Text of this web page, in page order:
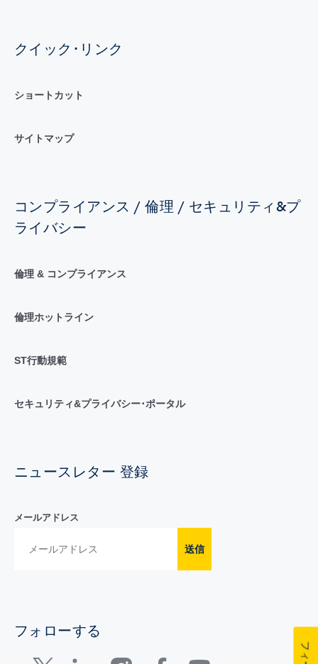
クイック･リンク
ショートカット
サイトマップ
コンプライアンス / 倫理 / セキュリティ&プ
ライバシー
倫理 & コンプライアンス
倫理ホットライン
ST行動規範
セキュリティ&プライバシー･ポータル
ニュースレター 登録
メールアドレス
送信
フォローする